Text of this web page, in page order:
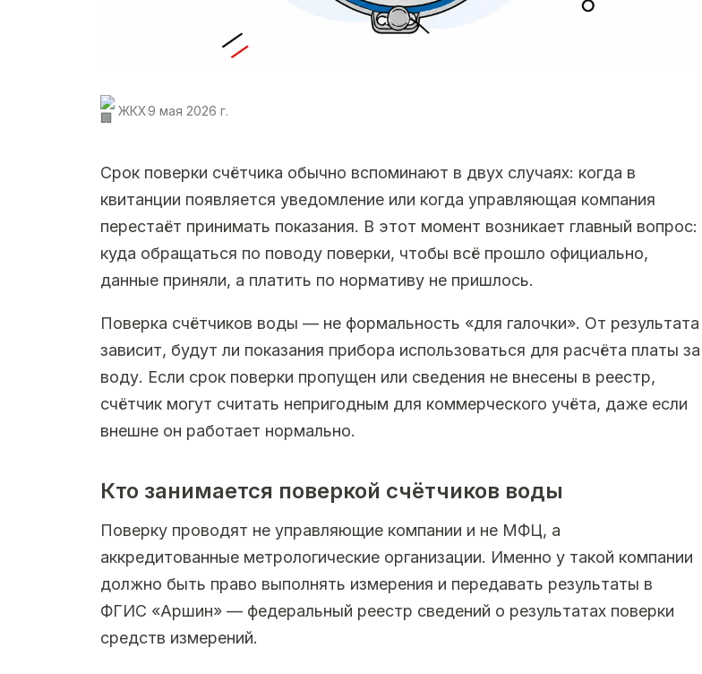
ЖКХ9 мая 2026 г.
Срок поверки счётчика обычно вспоминают в двух случаях: когда в
квитанции появляется уведомление или когда управляющая компания
перестаёт принимать показания. В этот момент возникает главный вопрос:
куда обращаться по поводу поверки, чтобы всё прошло официально,
данные приняли, а платить по нормативу не пришлось.
Поверка счётчиков воды — не формальность «для галочки». От результата
зависит, будут ли показания прибора использоваться для расчёта платы за
воду. Если срок поверки пропущен или сведения не внесены в реестр,
счётчик могут считать непригодным для коммерческого учёта, даже если
внешне он работает нормально.
Кто занимается поверкой счётчиков воды
Поверку проводят не управляющие компании и не МФЦ, а
аккредитованные метрологические организации. Именно у такой компании
должно быть право выполнять измерения и передавать результаты в
ФГИС «Аршин» — федеральный реестр сведений о результатах поверки
средств измерений.